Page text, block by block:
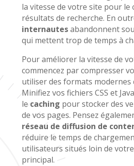
la vitesse de votre site pour le
résultats de recherche. En
internautesabandonnent
qui mettent trop de temps à
Pour améliorer la vitesse de
commencez par compresser
utiliser des formats modernes
Minifiez vos fichiers CSS et
le caching pour stocker des
de vos pages. Pensez
réseau de diffusion de
réduire le temps de
utilisateurs situés loin de
principal.